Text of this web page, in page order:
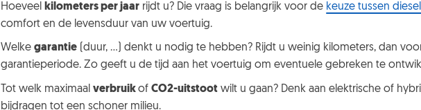
Hoeveel kilometers per jaar rijdt u? Die vraag is belangrijk voor de keuze tussen
comfort en de levensduur van uw voertuig.
Welkegarantie (duur, …) denkt u nodig te hebben? Rijdt u weinig kilometers, dan
garantieperiode. Zo geeft u de tijd aan het voertuig om eventuele gebreken te
Tot welk maximaalverbruikofCO2-uitstoot wilt u gaan? Denk aan elektrische of
bijdragen tot een schoner milieu.